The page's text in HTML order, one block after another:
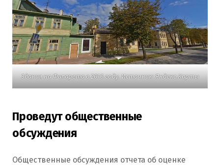
Здания на Филарета в 2016 году. Источник: Яндекс.Карты
Проведут общественные
обсуждения
Общественные обсуждения отчета об оценке